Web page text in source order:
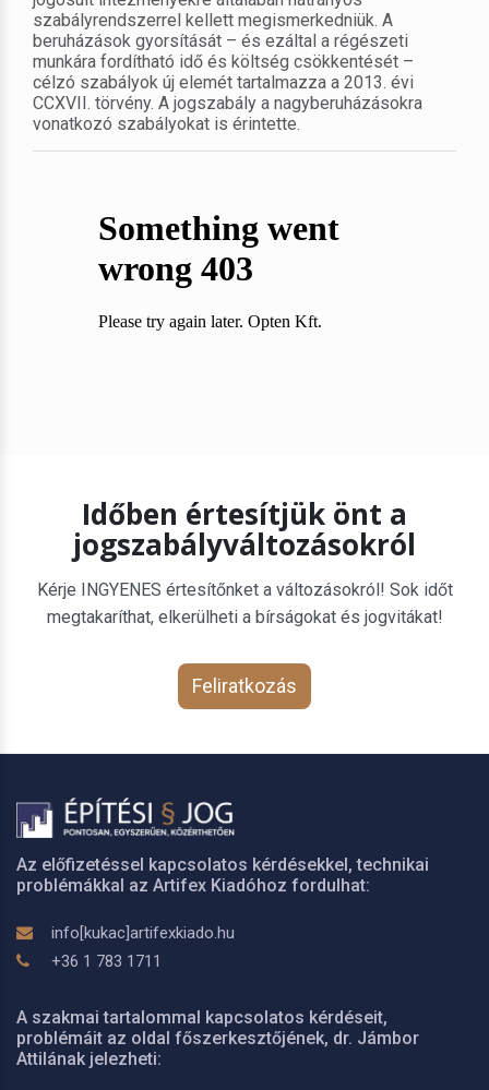
szabályrendszerrel kellett megismerkedniük. A
beruházások gyorsítását – és ezáltal a régészeti
munkára fordítható idő és költség csökkentését –
célzó szabályok új elemét tartalmazza a 2013. évi
CCXVII. törvény. A jogszabály a nagyberuházásokra
vonatkozó szabályokat is érintette.
Időben értesítjük önt a
jogszabályváltozásokról
Kérje INGYENES értesítőnket a változásokról! Sok időt
megtakaríthat, elkerülheti a bírságokat és jogvitákat!
Feliratkozás
Az előfizetéssel kapcsolatos kérdésekkel, technikai
problémákkal az Artifex Kiadóhoz fordulhat:
info[kukac]artifexkiado.hu
+36 1 783 1711
A szakmai tartalommal kapcsolatos kérdéseit,
problémáit az oldal főszerkesztőjének, dr. Jámbor
Attilának jelezheti: